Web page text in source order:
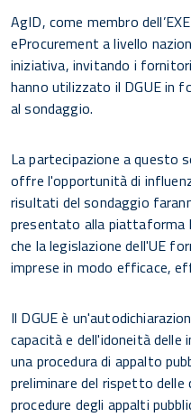
AgID, come membro
eProcurement a livello
iniziativa, invitando i
hanno utilizzato il DGUE in
al sondaggio.
La partecipazione a questo
offre l'opportunità di
risultati del sondaggio
presentato alla piattaforma
che la legislazione dell'UE
imprese in modo efficace,
Il DGUE è
capacità e dell'idoneità delle
una procedura di appalto
preliminare del rispetto delle
procedure degli appalti